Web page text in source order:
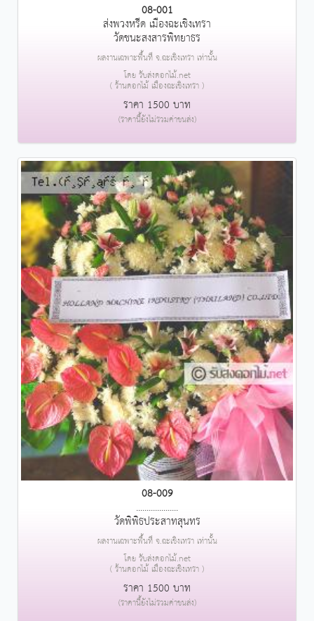
08-001
ส่งพวงหรีด เมืองฉะเชิงเทรา
วัดชนะสงสารพิทยาธร
ผลงานเฉพาะพื้นที่ จ.ฉะเชิงเทรา เท่านั้น
โดย รับส่งดอกไม้.net
( ร้านดอกไม้ เมืองฉะเชิงเทรา )
ราคา 1500 บาท
(ราคานี้ยังไม่รวมค่าขนส่ง)
08-009
....................
วัดพิพิธประสาทสุนทร
ผลงานเฉพาะพื้นที่ จ.ฉะเชิงเทรา เท่านั้น
โดย รับส่งดอกไม้.net
( ร้านดอกไม้ เมืองฉะเชิงเทรา )
ราคา 1500 บาท
(ราคานี้ยังไม่รวมค่าขนส่ง)